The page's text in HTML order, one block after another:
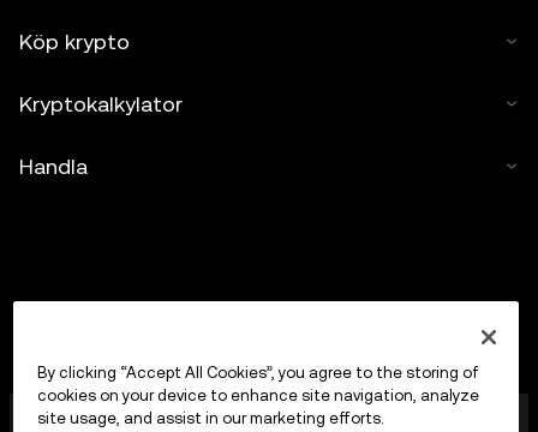
Köp krypto
Kryptokalkylator
Handla
OKX Europe Limited, som verkar under handelsnamnet
By clicking “Accept All Cookies”, you agree to the storing of
cookies on your device to enhance site navigation, analyze
site usage, and assist in our marketing efforts.